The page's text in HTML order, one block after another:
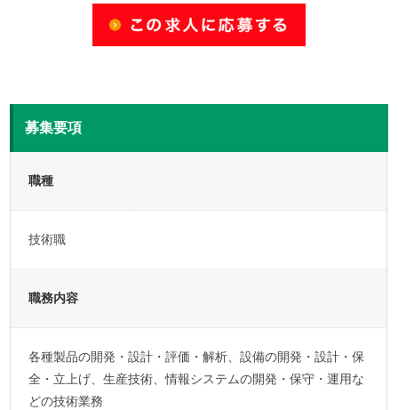
募集要項
職種
技術職
職務内容
各種製品の開発・設計・評価・解析、設備の開発・設計・保
全・立上げ、生産技術、情報システムの開発・保守・運用な
どの技術業務